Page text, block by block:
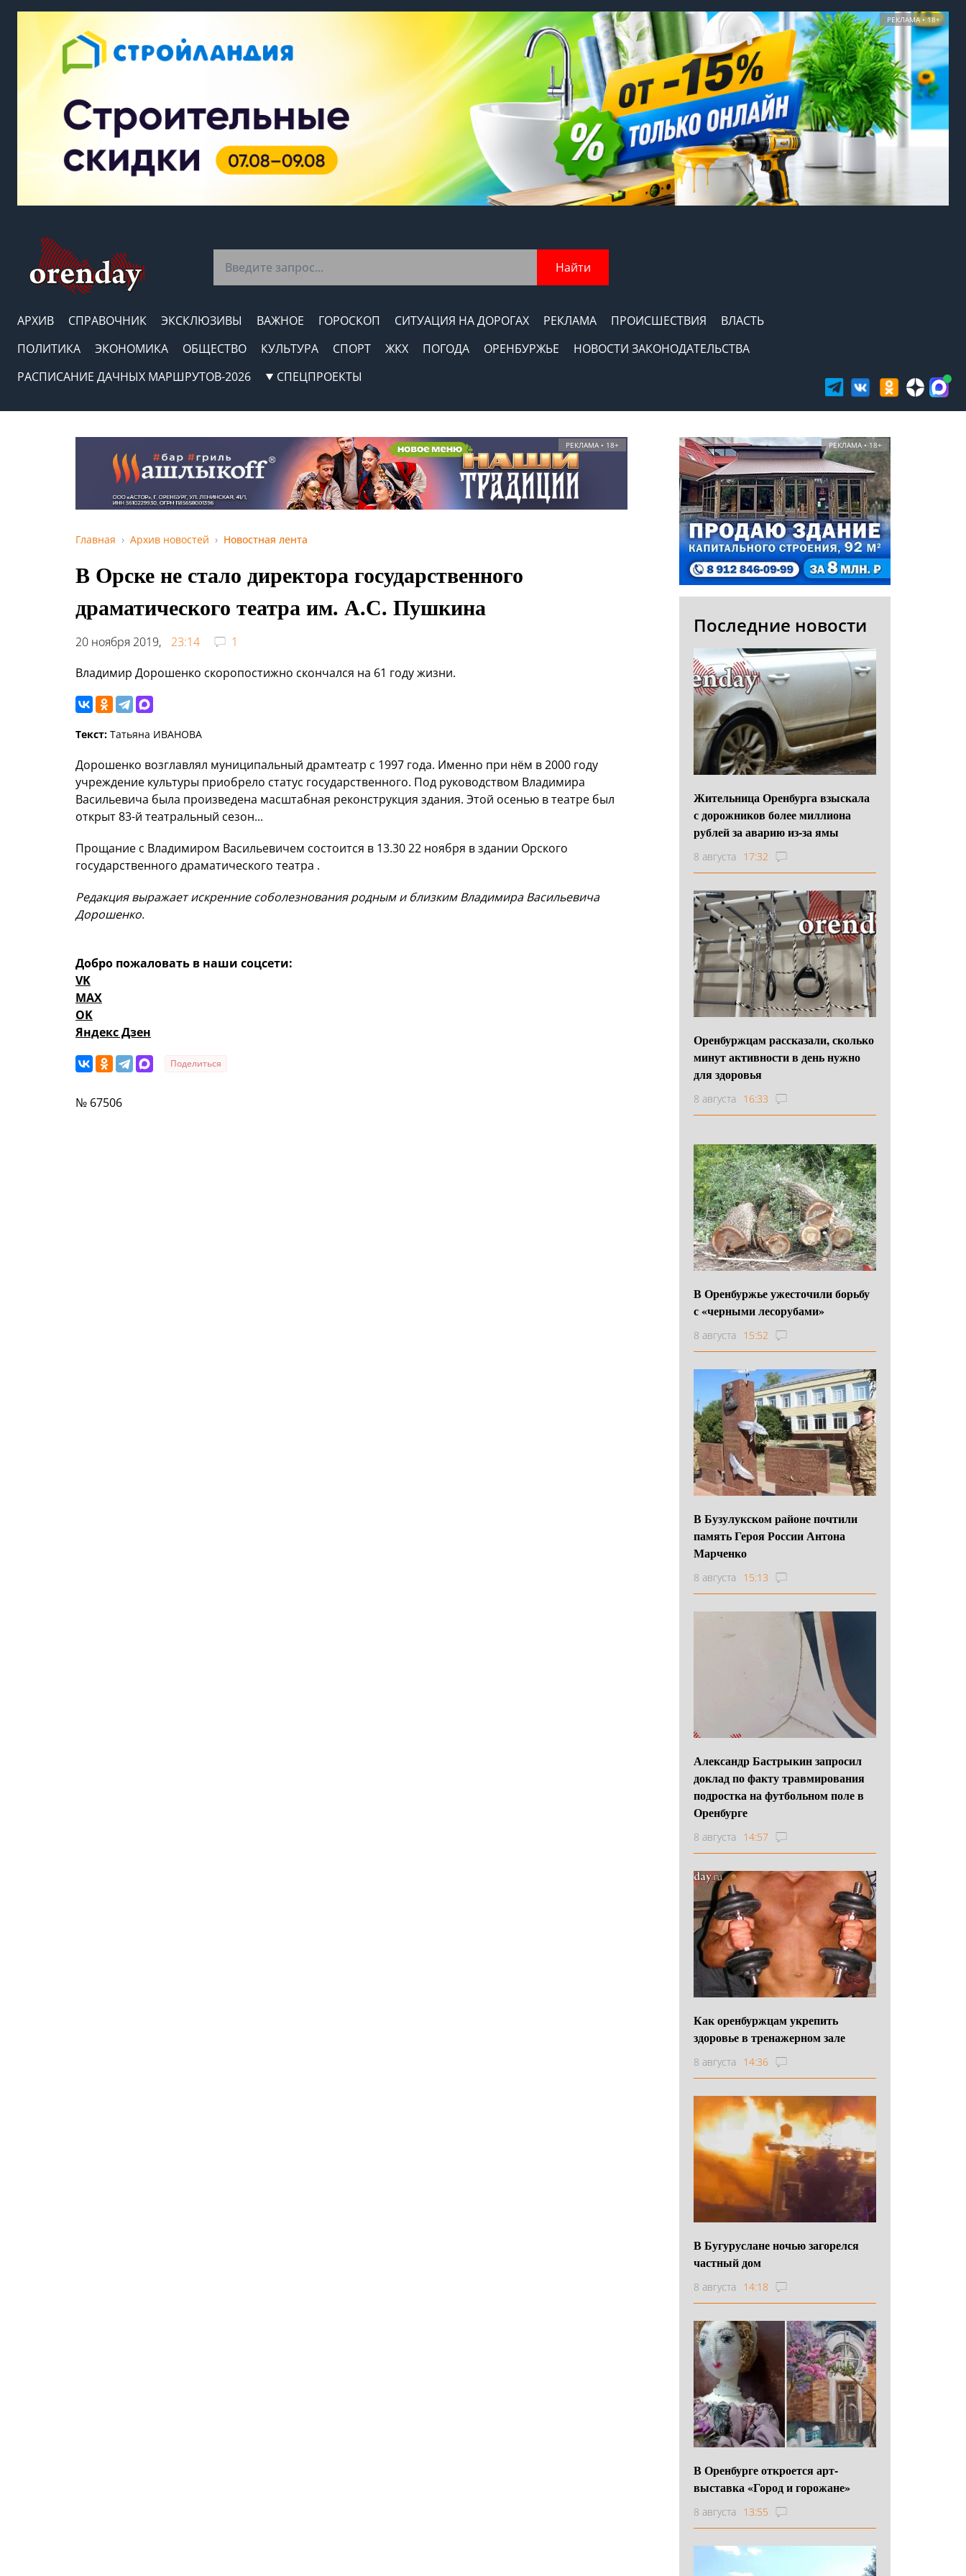
РЕКЛАМА • 18+
Найти
АРХИВ СПРАВОЧНИК ЭКСКЛЮЗИВЫ ВАЖНОЕ ГОРОСКОП СИТУАЦИЯ НА ДОРОГАХ РЕКЛАМА ПРОИСШЕСТВИЯ
ВЛАСТЬ
ПОЛИТИКА
ЭКОНОМИКА ОБЩЕСТВО КУЛЬТУРА СПОРТ ЖКХ ПОГОДА ОРЕНБУРЖЬЕ
НОВОСТИ ЗАКОНОДАТЕЛЬСТВА
РАСПИСАНИЕ ДАЧНЫХ МАРШРУТОВ-2026
СПЕЦПРОЕКТЫ
РЕКЛАМА • 18+
Главная Архив новостей Новостная лента
В Орске не стало директора государственного
драматического театра им. А.С. Пушкина
20 ноября 2019, 23:14
1
Владимир Дорошенко скоропостижно скончался на 61 году жизни.
Текст: Татьяна ИВАНОВА
Дорошенко возглавлял муниципальный драмтеатр с 1997 года. Именно при нём в 2000 году
учреждение культуры приобрело статус государственного. Под руководством Владимира
Васильевича была произведена масштабная реконструкция здания. Этой осенью в театре был
открыт 83-й театральный сезон...
Прощание с Владимиром Васильевичем состоится в 13.30 22 ноября в здании Орского
государственного драматического театра .
Редакция выражает искренние соболезнования родным и близким Владимира Васильевича
Дорошенко.
Добро пожаловать в наши соцсети:
VK
MAX
OK
Яндекс Дзен
Поделиться
№ 67506
РЕКЛАМА • 18+
Последние новости
Жительница Оренбурга взыскала
с дорожников более миллиона
рублей за аварию из-за ямы
8 августа 17:32
Оренбуржцам рассказали, сколько
минут активности в день нужно
для здоровья
8 августа 16:33
В Оренбуржье ужесточили борьбу
с «черными лесорубами»
8 августа 15:52
В Бузулукском районе почтили
память Героя России Антона
Марченко
8 августа 15:13
Александр Бастрыкин запросил
доклад по факту травмирования
подростка на футбольном поле в
Оренбурге
8 августа 14:57
Как оренбуржцам укрепить
здоровье в тренажерном зале
8 августа 14:36
В Бугуруслане ночью загорелся
частный дом
8 августа 14:18
В Оренбурге откроется арт-
выставка «Город и горожане»
8 августа 13:55